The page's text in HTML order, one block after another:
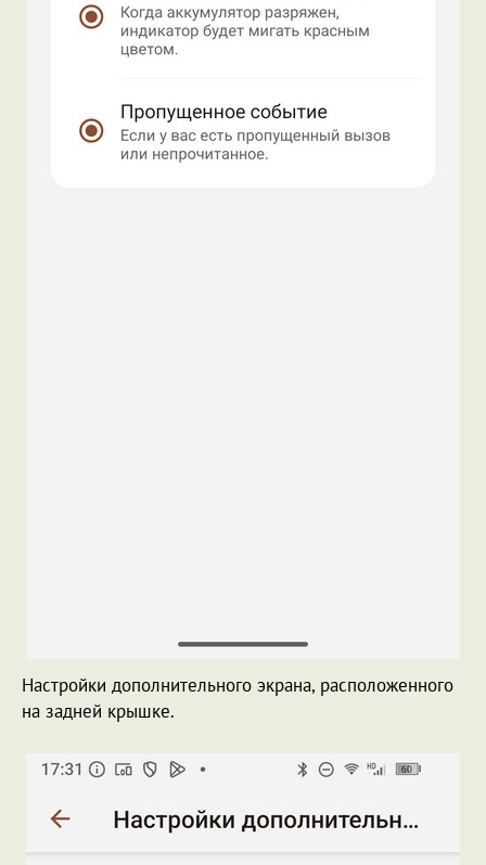
Настройки дополнительного экрана, расположенного
на задней крышке.